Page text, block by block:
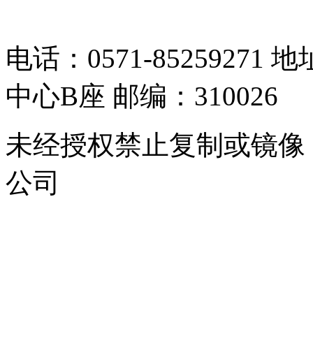
电话：0571-85259271
中心B座 邮编：310026
未经授权禁止复制或镜
公司